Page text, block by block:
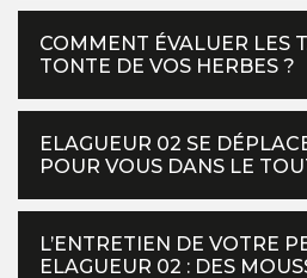
COMMENT ÉVALUER LES
TONTE DE VOS HERBES ?
ELAGUEUR 02 SE
POUR VOUS DANS LE
L’ENTRETIEN DE VOTRE
ELAGUEUR 02 : DES